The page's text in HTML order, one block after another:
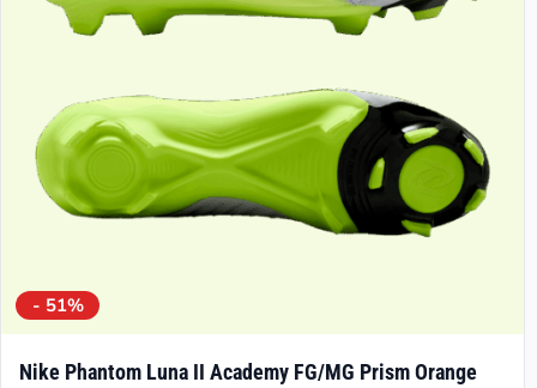
Produktseite
gewählt
werden
- 51%
Nike Phantom Luna II Academy FG/MG Prism Orange